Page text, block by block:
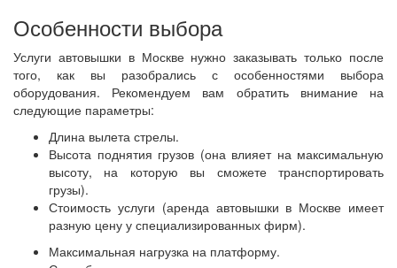
Особенности выбора
Услуги автовышки в Москве нужно заказывать только после
того, как вы разобрались с особенностями выбора
оборудования. Рекомендуем вам обратить внимание на
следующие параметры:
Длина вылета стрелы.
Высота поднятия грузов (она влияет на максимальную
высоту, на которую вы сможете транспортировать
грузы).
Стоимость услуги (аренда автовышки в Москве имеет
разную цену у специализированных фирм).
Максимальная нагрузка на платформу.